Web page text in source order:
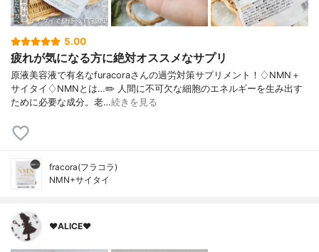
5.00
疲れが気になる方に絶対オススメなサプリ
原液美容液で有名なfuracoraさんの過労対策サプリメント！♢NMN＋
サイタイ♢NMNとは…✏️ 人間に不可欠な細胞のエネルギーを生み出す
ために必要な成分。老…続きを見る
fracora(フラコラ)
NMN+サイタイ
♥ALICE♥